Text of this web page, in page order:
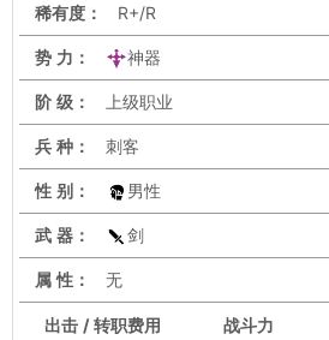
稀有度： R+/R
势 力： 神器
阶 级： 上级职业
兵 种： 刺客
性 别： 男性
武 器： 剑
属 性： 无
出击 / 转职费用 战斗力